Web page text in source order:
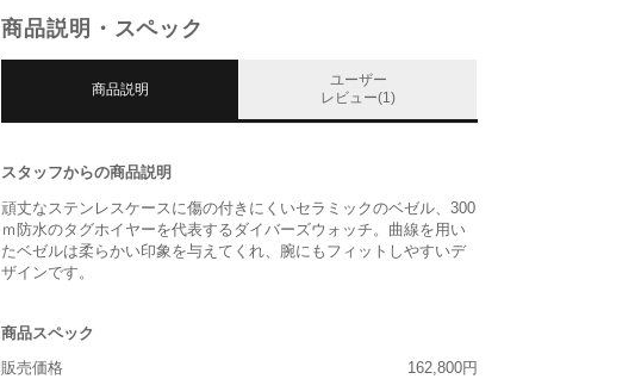
商品説明・スペック
商品説明
ユーザー
レビュー(1)
スタッフからの商品説明
頑丈なステンレスケースに傷の付きにくいセラミックのベゼル、300
ｍ防水のタグホイヤーを代表するダイバーズウォッチ。曲線を用い
たベゼルは柔らかい印象を与えてくれ、腕にもフィットしやすいデ
ザインです。
商品スペック
販売価格
162,800円